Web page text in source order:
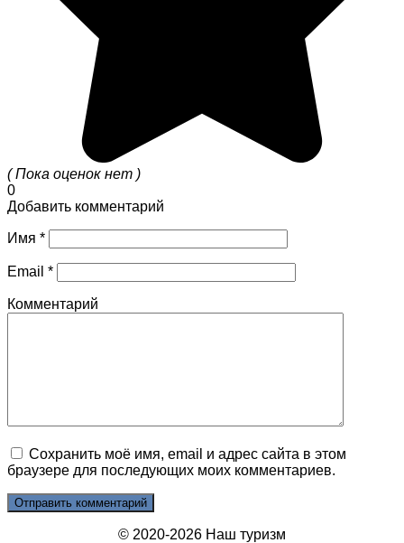
( Пока оценок нет )
0
Добавить комментарий
Имя *
Email *
Комментарий
Сохранить моё имя, email и адрес сайта в этом
браузере для последующих моих комментариев.
© 2020-2026 Наш туризм